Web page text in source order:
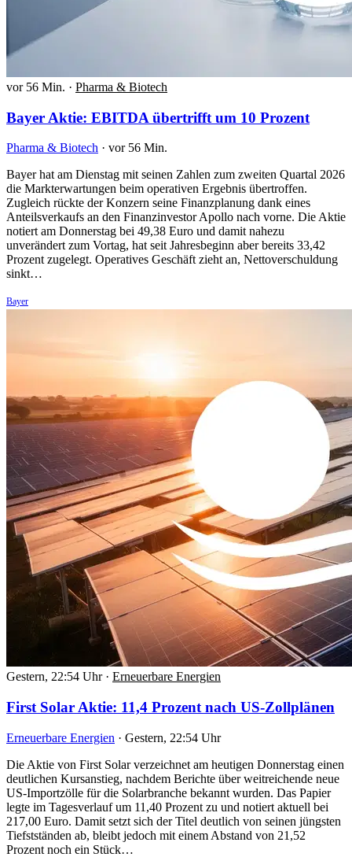
vor 56 Min. · Pharma & Biotech
Bayer Aktie: EBITDA übertrifft um 10 Prozent
Pharma & Biotech · vor 56 Min.
Bayer hat am Dienstag mit seinen Zahlen zum zweiten Quartal 2026
die Markterwartungen beim operativen Ergebnis übertroffen.
Zugleich rückte der Konzern seine Finanzplanung dank eines
Anteilsverkaufs an den Finanzinvestor Apollo nach vorne. Die Aktie
notiert am Donnerstag bei 49,38 Euro und damit nahezu
unverändert zum Vortag, hat seit Jahresbeginn aber bereits 33,42
Prozent zugelegt. Operatives Geschäft zieht an, Nettoverschuldung
sinkt…
Bayer
Gestern, 22:54 Uhr · Erneuerbare Energien
First Solar Aktie: 11,4 Prozent nach US-Zollplänen
Erneuerbare Energien · Gestern, 22:54 Uhr
Die Aktie von First Solar verzeichnet am heutigen Donnerstag einen
deutlichen Kursanstieg, nachdem Berichte über weitreichende neue
US-Importzölle für die Solarbranche bekannt wurden. Das Papier
legte im Tagesverlauf um 11,40 Prozent zu und notiert aktuell bei
217,00 Euro. Damit setzt sich der Titel deutlich von seinen jüngsten
Tiefstständen ab, bleibt jedoch mit einem Abstand von 21,52
Prozent noch ein Stück…